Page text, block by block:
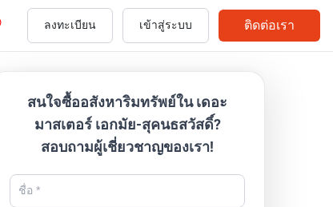
ลงทะเบียน เข้าสู่ระบบ ติดต่อเรา
สนใจซื้ออสังหาริมทรัพย์ใน เดอะ
มาสเตอร์ เอกมัย-สุคนธสวัสดิ์?
สอบถามผู้เชี่ยวชาญของเรา!